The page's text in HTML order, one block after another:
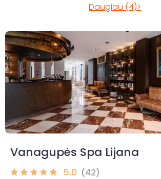
Daugiau (4)>
Vanagupės Spa Lijana
5.0 (42)